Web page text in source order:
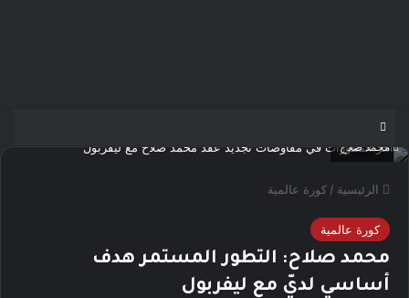
محمد صلاح
الرئيسية / كورة عالمية
كورة عالمية
محمد صلاح: التطور المستمر هدف
أساسي لديّ مع ليفربول